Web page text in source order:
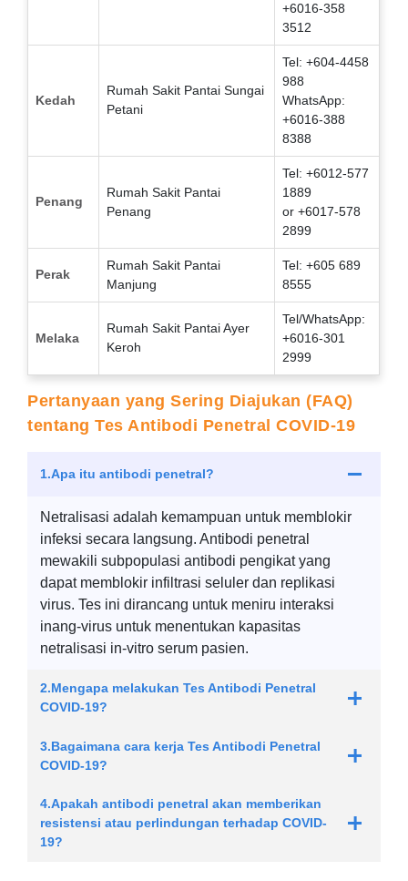
+6016-358
3512
Kedah
Rumah Sakit Pantai Sungai
Petani
Tel: +604-4458
988
WhatsApp:
+6016-388
8388
Penang
Rumah Sakit Pantai
Penang
Tel: +6012-577
1889
or +6017-578
2899
Perak
Rumah Sakit Pantai
Manjung
Tel: +605 689
8555
Melaka
Rumah Sakit Pantai Ayer
Keroh
Tel/WhatsApp:
+6016-301
2999
Pertanyaan yang Sering Diajukan (FAQ)
tentang Tes Antibodi Penetral COVID-19
1.Apa itu antibodi penetral?
Netralisasi adalah kemampuan untuk memblokir
infeksi secara langsung. Antibodi penetral
mewakili subpopulasi antibodi pengikat yang
dapat memblokir infiltrasi seluler dan replikasi
virus. Tes ini dirancang untuk meniru interaksi
inang-virus untuk menentukan kapasitas
netralisasi in-vitro serum pasien.
2.Mengapa melakukan Tes Antibodi Penetral
COVID-19?
Untuk memeriksa apakah tubuh Anda
antibodi ini merupakan antibodi penetral. Tes
ini membantu menilai kekebalan asosiasi
3.Bagaimana cara kerja Tes Antibodi Penetral
COVID-19?
4.Apakah antibodi penetral akan memberikan
resistensi atau perlindungan terhadap COVID-
19?